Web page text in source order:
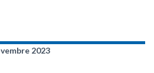
2023